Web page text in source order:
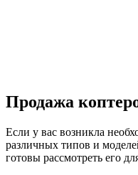
Продажа
Если у вас возникла
различных типов и
готовы рассмотреть его